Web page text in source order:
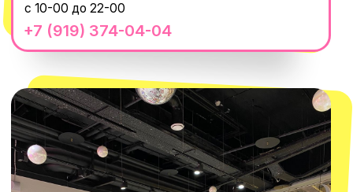
Доставка и оплата
ПОКУПАТЕЛЯМ
Каталог
О КОМПАНИИ
Нажимая "Подписаться", вы соглашаетесь с
персональных данныхиСогласием на рассылку электронных
сообщений
MACROCOSM
300
14'000+ подписчиков в нашем Telegram-
канале